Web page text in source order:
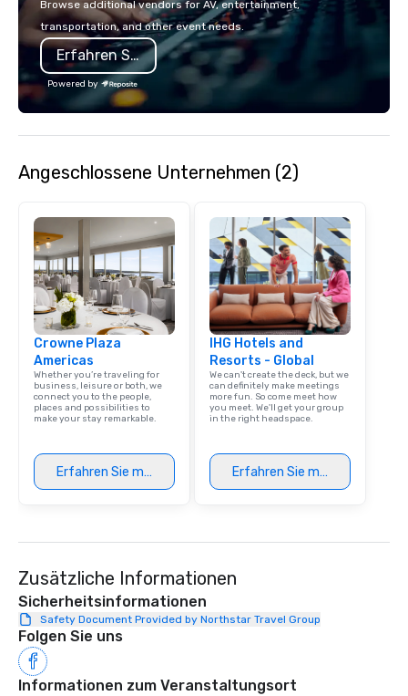
incorporate our
event to the water
Browse additional vendors for AV, entertainment,
transportation, and other event needs.
Erfahren Sie mehr
Powered by
Angeschlossene Unternehmen (2)
Crowne Plaza
Americas
Whether you’re traveling for
business, leisure or both, we
connect you to the people,
places and possibilities to
make your stay remarkable.
Erfahren Sie mehr
IHG Hotels and
Resorts - Global
We can't create the deck, but we
can definitely make meetings
more fun. So come meet how
you meet. We'll get your group
in the right headspace.
Erfahren Sie mehr
Zusätzliche Informationen
Sicherheitsinformationen
Safety Document Provided by Northstar Travel Group
Folgen Sie uns
Informationen zum Veranstaltungsort